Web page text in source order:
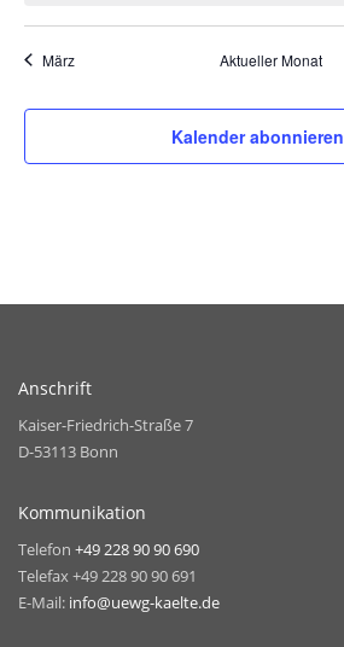
März Aktueller Monat
Kalender abonnieren
Anschrift
Kaiser-Friedrich-Straße 7
D-53113 Bonn
Kommunikation
Telefon +49 228 90 90 690
Telefax +49 228 90 90 691
E-Mail: info@uewg-kaelte.de